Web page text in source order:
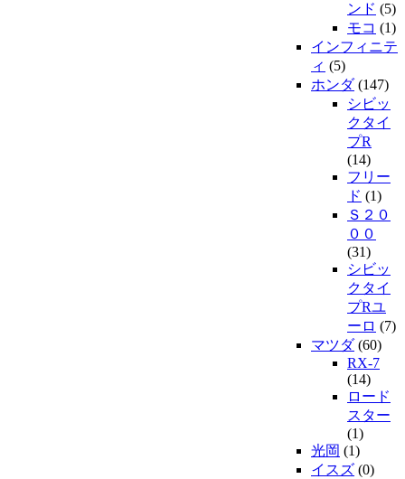
ンド (5)
モコ (1)
インフィニテ
ィ (5)
ホンダ(147)
シビッ
クタイ
プR
(14)
フリー
ド (1)
Ｓ２０
００
(31)
シビッ
クタイ
プRユ
ーロ (7)
マツダ(60)
RX-7
(14)
ロード
スター
(1)
光岡 (1)
イスズ (0)